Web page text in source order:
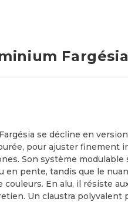
Fargésia
se décline en
pour ajuster finement
Son système modulable
en pente, tandis que le
couleurs. En alu, il résiste
Un claustra polyvalent